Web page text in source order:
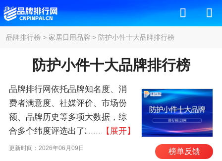
品牌排行榜> 家居日用品牌 > 防护小件十大品牌排行榜
防护小件十大品牌排行榜
品牌排行网依托品牌知名度、消
费者满意度、社媒评价、市场份
额、品牌历史等多项大数据，综
合多个纬度评选出了2026年防护
小件十大品牌排行榜，其中前十
【展开】
更新时间：2026年06月09日 榜单反馈